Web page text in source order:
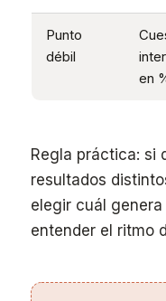
Punto
débil
en
Regla práctica: si
resultados
elegir cuál
entender el ritmo